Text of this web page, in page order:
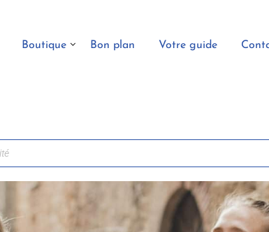
Boutique Bon plan Votre guide